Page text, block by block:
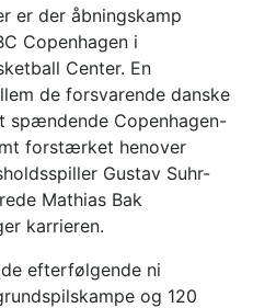
er der åbningskamp
Copenhagen i
Center. En
de forsvarende danske
spændende Copenhagen-
forstærket henover
Gustav Suhr-
Mathias Bak
karrieren.
efterfølgende ni
og 120